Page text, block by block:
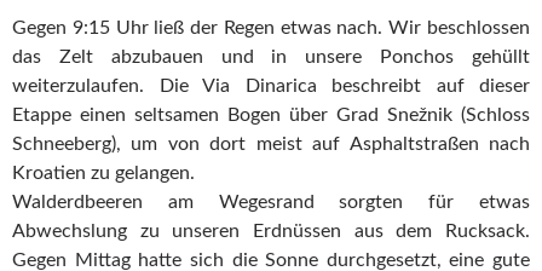
Gegen 9:15 Uhr ließ der Regen etwas nach. Wir beschlossen
das Zelt abzubauen und in unsere Ponchos gehüllt
weiterzulaufen. Die Via Dinarica beschreibt auf dieser
Etappe einen seltsamen Bogen über Grad Snežnik (Schloss
Schneeberg), um von dort meist auf Asphaltstraßen nach
Kroatien zu gelangen.
Walderdbeeren am Wegesrand sorgten für etwas
Abwechslung zu unseren Erdnüssen aus dem Rucksack.
Gegen Mittag hatte sich die Sonne durchgesetzt, eine gute